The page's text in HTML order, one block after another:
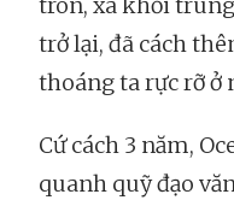
trở lại, đã cách
thoáng ta rực rỡ ở
Cứ cách 3 năm,
quanh quỹ đạo